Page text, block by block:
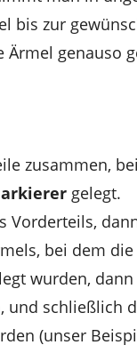
bis zur
Ärmel genauso
zusammen,
gelegt.
Vorderteils,
bei dem
wurden,
und schließlich
(unser